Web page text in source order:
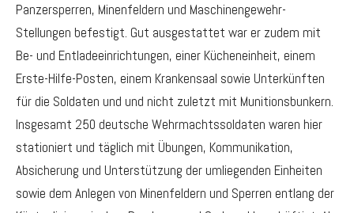
Panzersperren, Minenfeldern und Maschinengewehr-
Stellungen befestigt. Gut ausgestattet war er zudem mit
Be- und Entladeeinrichtungen, einer Kücheneinheit, einem
Erste-Hilfe-Posten, einem Krankensaal sowie Unterkünften
für die Soldaten und und nicht zuletzt mit Munitionsbunkern.
Insgesamt 250 deutsche Wehrmachtssoldaten waren hier
stationiert und täglich mit Übungen, Kommunikation,
Absicherung und Unterstützung der umliegenden Einheiten
sowie dem Anlegen von Minenfeldern und Sperren entlang der